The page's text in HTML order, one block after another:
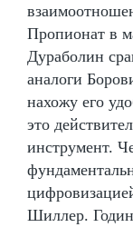
Пропионат в
Дураболин
аналоги
нахожу его
это
инструмент.
Шиллер. Годин